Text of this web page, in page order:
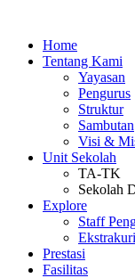
Home
Tentang Kami
Yayasan
Pengurus
Struktur
Sambutan
Visi &
Unit Sekolah
TA-TK
Sekolah
Explore
Staff
Prestasi
Fasilitas